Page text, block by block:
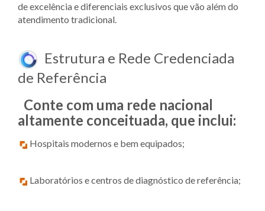
de excelência e diferenciais exclusivos que vão além do
atendimento tradicional.
Estrutura e Rede Credenciada
de Referência
Conte com uma rede nacional
altamente conceituada, que inclui:
Hospitais modernos e bem equipados;
Laboratórios e centros de diagnóstico de referência;